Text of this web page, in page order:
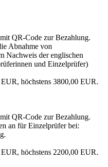
QR-Code zur Bezahlung.
Abnahme von
Nachweis der englischen
und Einzelprüfer)
höchstens 3800,00 EUR.
QR-Code zur Bezahlung.
an für Einzelprüfer bei:
höchstens 2200,00 EUR.